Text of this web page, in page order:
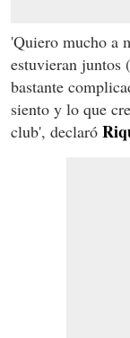
'Quiero mucho a
estuvieran juntos
bastante
siento y lo que
club', declaró